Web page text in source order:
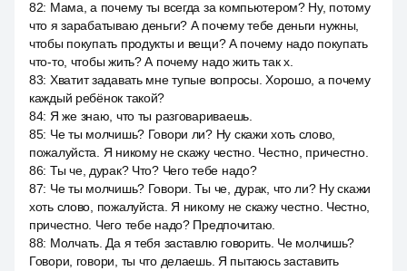
82: Мама, а почему ты всегда за компьютером? Ну, потому
что я зарабатываю деньги? А почему тебе деньги нужны,
чтобы покупать продукты и вещи? А почему надо покупать
что-то, чтобы жить? А почему надо жить так х.
83: Хватит задавать мне тупые вопросы. Хорошо, а почему
каждый ребёнок такой?
84: Я же знаю, что ты разговариваешь.
85: Че ты молчишь? Говори ли? Ну скажи хоть слово,
пожалуйста. Я никому не скажу честно. Честно, причестно.
86: Ты че, дурак? Что? Чего тебе надо?
87: Че ты молчишь? Говори. Ты че, дурак, что ли? Ну скажи
хоть слово, пожалуйста. Я никому не скажу честно. Честно,
причестно. Чего тебе надо? Предпочитаю.
88: Молчать. Да я тебя заставлю говорить. Че молчишь?
Говори, говори, ты что делаешь. Я пытаюсь заставить